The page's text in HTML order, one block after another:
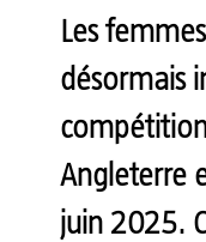
Les
désormais
Angleterre
juin 2025.